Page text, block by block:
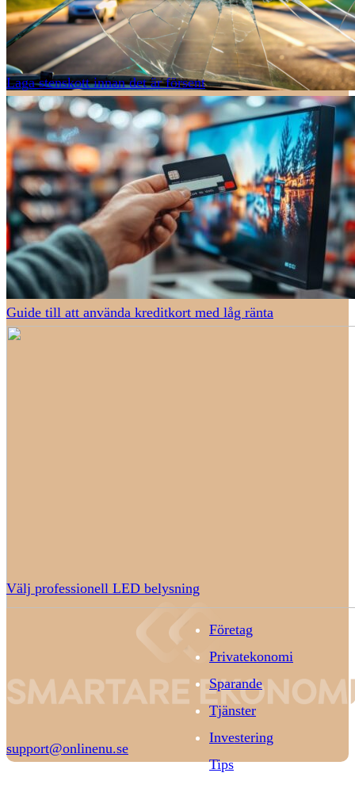
Laga stenskott innan det är försent
Guide till att använda kreditkort med låg ränta
Välj professionell LED belysning
Företag
Privatekonomi
Sparande
Tjänster
Investering
Tips
support@onlinenu.se